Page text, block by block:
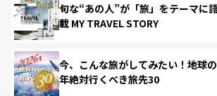
旬な“あの人”が「旅」をテーマに
載 MY TRAVEL STORY
今、こんな旅がしてみたい！地球
年絶対行くべき旅先30